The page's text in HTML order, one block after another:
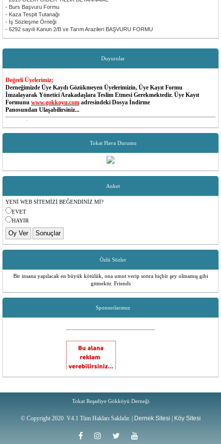
Duyurular
Değerli Üyelerimiz;
Derneğimizde Üye Kaydı Gözükmeyen Üyelerimizin, Üye Kayıt Formu
İmzalayarak Yönetici Arakadaşlara Teslim Etmesi Gerekmektedir. Üye Kayıt
Formunu www.gokkoyu.com adresindeki Dosya İndirme
Panosundan Ulaşabilirsiniz...
Değerli Üyelerimiz;
Dernek MESAJ Sisteminde Cep Telefon Numaraları Değişen Yada Güncel Olmayan
Aidat Borçlarınızı Aşağıdaki Banka Hesaplarımıza T.C Kimlik No Belirterek
Yapabilirsiniz...
Hesap No: 6298579
IBAN: TR65 0006 2000 7870 0006 2985 79
Hesap Sahibi: TOKAT REŞADİYE GÖKKÖYÜ SOSYAL YARDIMLAŞMA
DERNEĞİ
Tokat Hava Durumu
Anket
YENİ WEB SİTEMİZİ BEĞENDİNİZ Mİ?
EVET
HAYIR
Özlü Sözler
Bir insana yapılacak en büyük kötülük, ona umut verip sonra hiçbir şey olmamış gibi
gitmektir. Friends
Sponsorlarımız
- Burs Başvuru Formu
- Kaza Tespit Tutanağı
- İş Sözleşme Örneği
- 6292 sayılı Kanun 2/B ve Tarım Arazileri BAŞVURU FORMU
Tokat Reşadiye Gökköyü Derneği
© Copyright 2020 V4.1 Tüm Hakları Saklıdır. | Dernek Sitesi Köy Sitesi